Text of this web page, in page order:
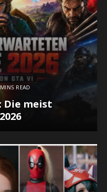
READ
Die meist